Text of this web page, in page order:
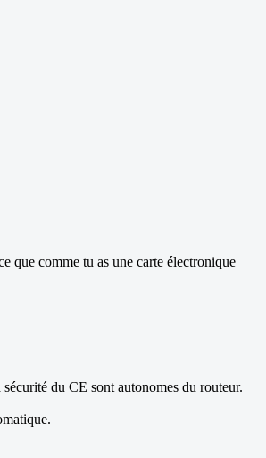
que comme tu as une carte électronique
du CE sont autonomes du routeur.